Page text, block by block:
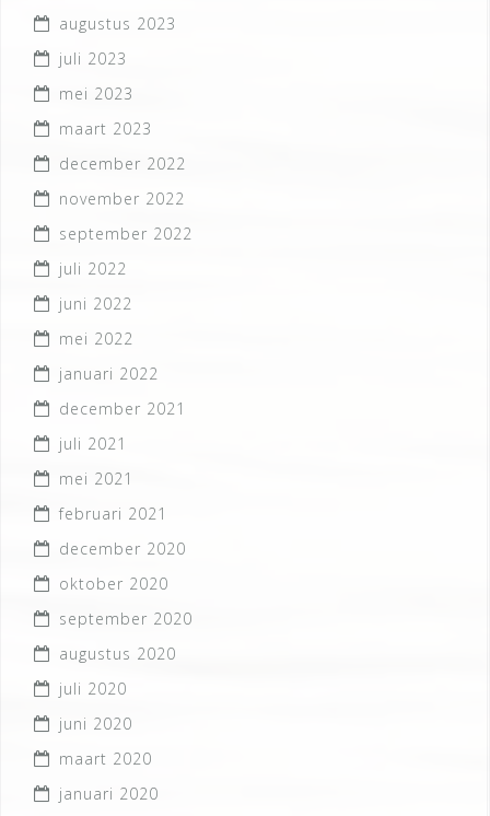
augustus 2023
juli 2023
mei 2023
maart 2023
december 2022
november 2022
september 2022
juli 2022
juni 2022
mei 2022
januari 2022
december 2021
juli 2021
mei 2021
februari 2021
december 2020
oktober 2020
september 2020
augustus 2020
juli 2020
juni 2020
maart 2020
januari 2020